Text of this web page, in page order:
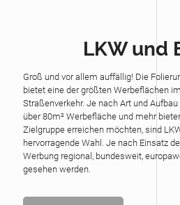
LKW und
Groß und vor allem auffällig! Die
bietet eine der größten Werbeflächen
Straßenverkehr. Je nach Art und
über 80m² Werbefläche und mehr
Zielgruppe erreichen möchten, sind
hervorragende Wahl. Je nach Einsatz
Werbung regional, bundesweit,
gesehen werden.